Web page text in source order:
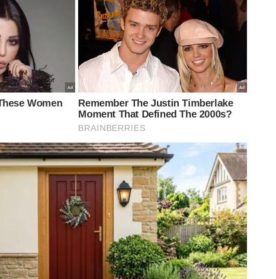
o seu ritual
as cartas enquanto pensa na sua intenção para o ano novo. Não
o importante é sentir que as energias estão bem misturadas antes
leitura individual de forma organizada:
usando a mão esquerda e junte-os novamente na ordem que preferir.
formato de leque e escolha três delas de forma intuitiva, sem pensar
por uma, observando primeiro as imagens e depois buscando o